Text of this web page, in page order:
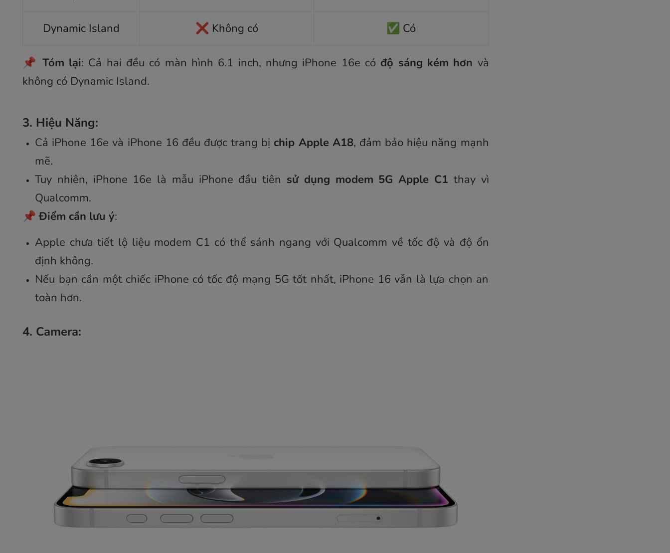
Dynamic Island ❌ Không có ✅ Có
📌 Tóm lại: Cả hai đều có màn hình 6.1 inch, nhưng iPhone 16e có độ sáng kém hơn và
không có Dynamic Island.
3. Hiệu Năng:
Cả iPhone 16e và iPhone 16 đều được trang bị chip Apple A18, đảm bảo hiệu năng mạnh
mẽ.
Tuy nhiên, iPhone 16e là mẫu iPhone đầu tiên sử dụng modem 5G Apple C1 thay vì
Qualcomm.
📌Điểm cần lưu ý:
Apple chưa tiết lộ liệu modem C1 có thể sánh ngang với Qualcomm về tốc độ và độ ổn
định không.
Nếu bạn cần một chiếc iPhone có tốc độ mạng 5G tốt nhất, iPhone 16 vẫn là lựa chọn an
toàn hơn.
4. Camera: